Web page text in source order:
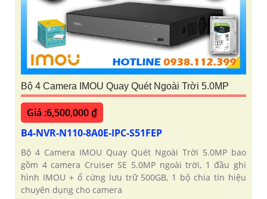
Bộ 4 Camera IMOU Quay Quét Ngoài Trời 5.0MP
Giá :6,500,000 ₫
B4-NVR-N110-8A0E-IPC-S51FEP
Bộ 4 Camera IMOU Quay Quét Ngoài Trời 5.0MP bao
gồm 4 camera Cruiser SE 5.0MP ngoài trời, 1 đầu ghi
hình IMOU + ổ cứng lưu trữ 500GB, 1 bộ chia tín hiệu
chuyên dụng cho camera